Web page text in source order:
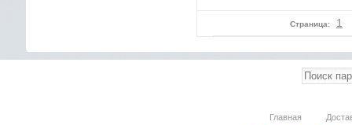
Страница: 1
Главная